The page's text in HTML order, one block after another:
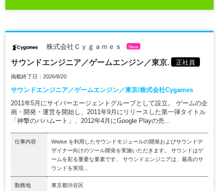
株式会社Ｃｙｇａｍｅｓ New
サウンドエンジニア／ゲームエンジン／東京. 正社員
掲載終了日：2026/8/20
サウンドエンジニア／ゲームエンジン／東京/株式会社Cygames
2011年5月にサイバーエージェントグループとして設立。 ゲームの企
画・開発・運営を開始し、2011年9月にリリースした第一弾タイトル
「神撃のバハムート」、2012年4月にGoogle Playの売...
仕事内容
Wwise を利用したサウンドモジュールの開発およびサウンドデ
ザイナー向けのツール開発を実施いただきます。 サウンドはゲ
ームを彩る重要な要素です。 サウンドエンジニアは、最高のサ
ウンドを実現...
勤務地 東京都渋谷区